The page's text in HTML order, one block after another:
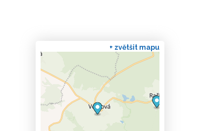
+ zvětšit mapu